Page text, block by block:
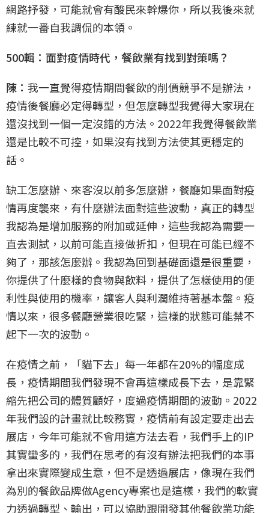
網路抒發，可能就會有酸民來幹爆你，所以我後來就
練就一番自我調侃的本領。
500輯：面對疫情時代，餐飲業有找到對策嗎？
陳： 我一直覺得疫情期間餐飲的削價競爭不是辦法，
疫情後餐廳必定得轉型，但怎麼轉型我覺得大家現在
還沒找到一個一定沒錯的方法。2022年我覺得餐飲業
還是比較不可控，如果沒有找到方法使其更穩定的
話。
缺工怎麼辦、來客沒以前多怎麼辦，餐廳如果面對疫
情再度襲來，有什麼辦法面對這些波動，真正的轉型
我認為是增加服務的附加或延伸，這些我認為需要一
直去測試，以前可能直接做折扣，但現在可能已經不
夠了，那該怎麼辦。我認為回到基礎面還是很重要，
你提供了什麼樣的食物與飲料，提供了怎樣使用的便
利性與使用的機率，讓客人與利潤維持著基本盤。疫
情以來，很多餐廳營業很吃緊，這樣的狀態可能禁不
起下一次的波動。
在疫情之前，「貓下去」每一年都在20%的幅度成
長，疫情期間我們發現不會再這樣成長下去，是靠緊
縮先把公司的體質顧好，度過疫情期間的波動。2022
年我們設的計畫就比較務實，疫情前有設定要走出去
展店，今年可能就不會用這方法去看，我們手上的IP
其實蠻多的，我們在思考的有沒有辦法把我們的本事
拿出來實際變成生意，但不是透過展店，像現在我們
為別的餐飲品牌做Agency專案也是這樣，我們的軟實
力透過轉型、輸出，可以協助跟開發其他餐飲業功能